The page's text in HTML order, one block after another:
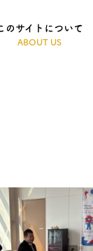
のサイトについて